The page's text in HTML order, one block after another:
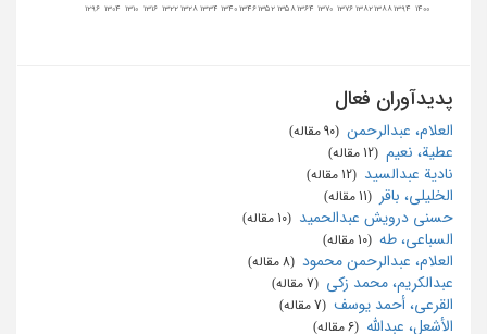
1296 1304 1310 1316 1322 13281334 1340 1346135213581364 1370 1376 138213881394 1400
پدیدآوران فعال
العلام، عبدالرحمن
عطیة، نعیم
نادیة عبدالسید
الخلیلی، باقر
حسنی درویش عبدالحمید
السباعی، طه
العلام، عبدالرحمن محمود
عبدالکریم، محمد زکی
القرعی، أحمد یوسف
الأشعل، عبدالله